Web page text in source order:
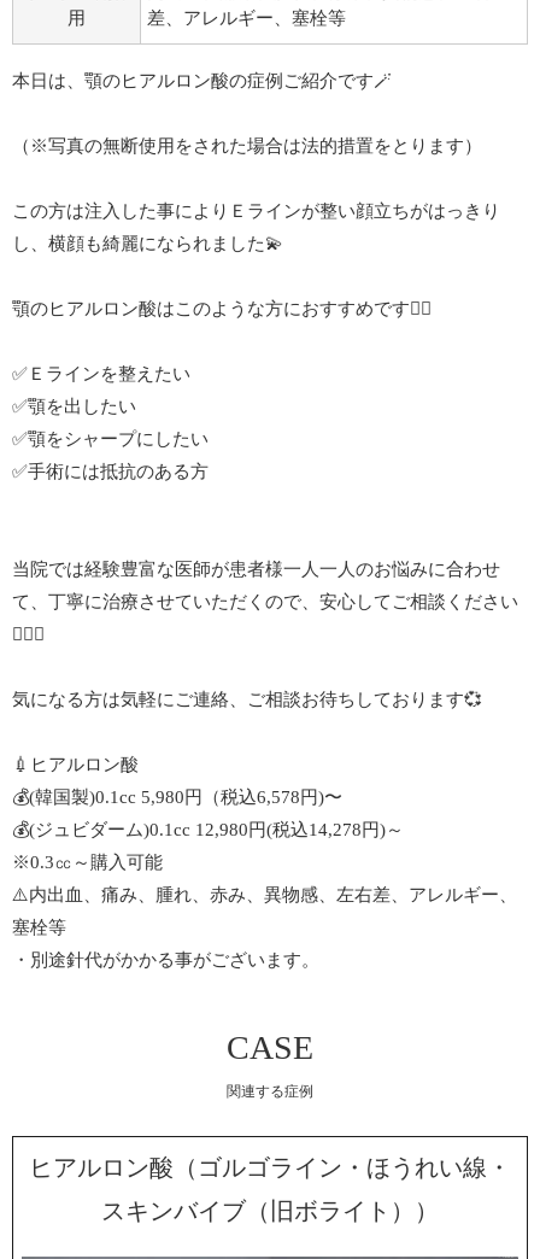
用
差、アレルギー、塞栓等
本日は、顎のヒアルロン酸の症例ご紹介です🪄
（※写真の無断使用をされた場合は法的措置をとります）
この方は注入した事によりＥラインが整い顔立ちがはっきり
し、横顔も綺麗になられました💫
顎のヒアルロン酸はこのような方におすすめです🙆‍♀️
✅Ｅラインを整えたい
✅顎を出したい
✅顎をシャープにしたい
✅手術には抵抗のある方
当院では経験豊富な医師が患者様一人一人のお悩みに合わせ
て、丁寧に治療させていただくので、安心してご相談ください
👩‍⚕️✨
気になる方は気軽にご連絡、ご相談お待ちしております💞
💉ヒアルロン酸
💰(韓国製)0.1cc 5,980円（税込6,578円)〜
💰(ジュビダーム)0.1cc 12,980円(税込14,278円)～
※0.3㏄～購入可能
⚠️内出血、痛み、腫れ、赤み、異物感、左右差、アレルギー、
塞栓等
・別途針代がかかる事がございます。
CASE
関連する症例
ヒアルロン酸（ゴルゴライン・ほうれい線・
スキンバイブ（旧ボライト））